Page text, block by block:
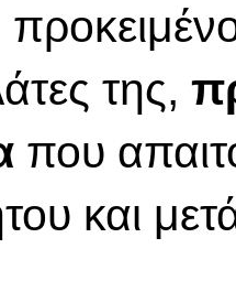
της,
που
και